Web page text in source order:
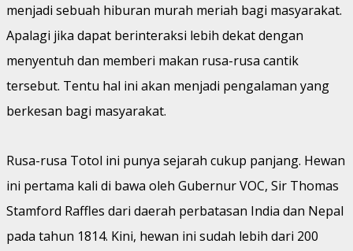
menjadi sebuah hiburan murah meriah bagi masyarakat.
Apalagi jika dapat berinteraksi lebih dekat dengan
menyentuh dan memberi makan rusa-rusa cantik
tersebut. Tentu hal ini akan menjadi pengalaman yang
berkesan bagi masyarakat.
Rusa-rusa Totol ini punya sejarah cukup panjang. Hewan
ini pertama kali di bawa oleh Gubernur VOC, Sir Thomas
Stamford Raffles dari daerah perbatasan India dan Nepal
pada tahun 1814. Kini, hewan ini sudah lebih dari 200